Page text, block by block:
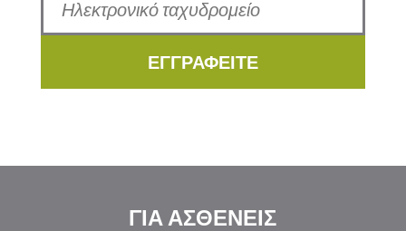
ΕΓΓΡΑΦΕΙΤΕ
ΓΙΑ ΑΣΘΕΝΕΙΣ